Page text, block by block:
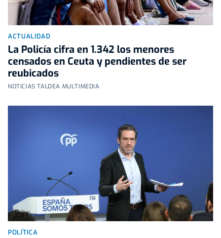
ACTUALIDAD
La Policía cifra en 1.342 los menores
censados en Ceuta y pendientes de ser
reubicados
NOTICIAS TALDEA MULTIMEDIA
POLÍTICA